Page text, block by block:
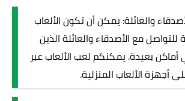
والعائلة: يمكن أن تكون الألعاب
مع الأصدقاء والعائلة الذين
بعيدة. يمكنكم لعب الألعاب عبر
أجهزة الألعاب المنزلية.